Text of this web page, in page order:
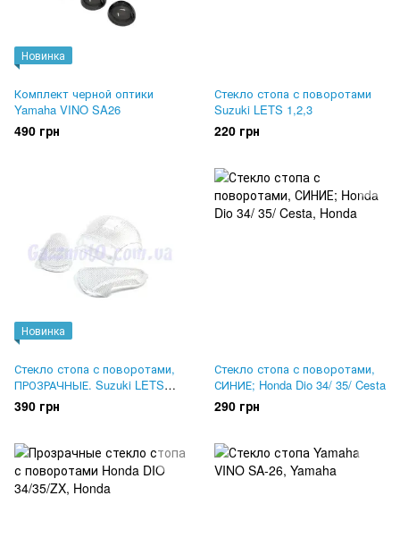
Новинка
Комплект черной оптики
Yamaha VINO SA26
490 грн
Стекло стопа с поворотами
Suzuki LETS 1,2,3
220 грн
Новинка
Стекло стопа с поворотами,
ПРОЗРАЧНЫЕ. Suzuki LETS
1,2,3, ZZ INCH UP
390 грн
Стекло стопа с поворотами,
СИНИЕ; Honda Dio 34/ 35/ Cesta
290 грн